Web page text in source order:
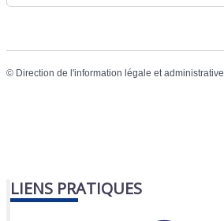
© Direction de l'information légale et administrative
LIENS PRATIQUES